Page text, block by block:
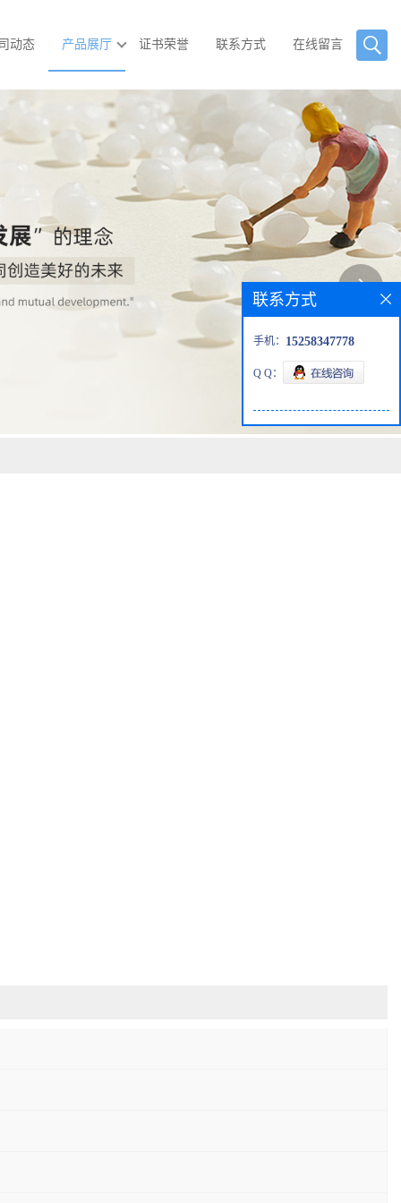
动态 产品展厅 证书荣誉 联系方式 在线留言
联系方式
手机： 15258347778
Q Q：